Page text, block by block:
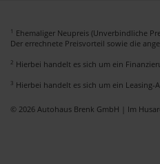
1 Ehemaliger Neupreis (Unverbindliche
Der errechnete Preisvorteil sowie die
2 Hierbei handelt es sich um ein
3 Hierbei handelt es sich um ein
© 2026 Autohaus Brenk GmbH | Im